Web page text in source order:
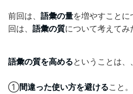
前回は、 語彙の量を増やすこと
回は、 語彙の質について考えてみ
語彙の質を高めるということは、、
①間違った使い方を避けること